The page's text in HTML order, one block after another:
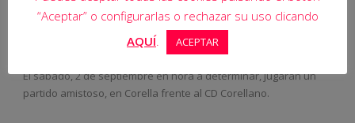
El equipo Primera Juvenil comenzarán la pretemporada el día 1
de septiembre a las 17,30 horas en el campo de San Emeterio.
El sábado, 2 de septiembre en hora a determinar, jugarán un
partido amistoso, en Corella frente al CD Corellano.
“Aceptar” o configurarlas o rechazar su uso clicando
AQUÍ. ACEPTAR